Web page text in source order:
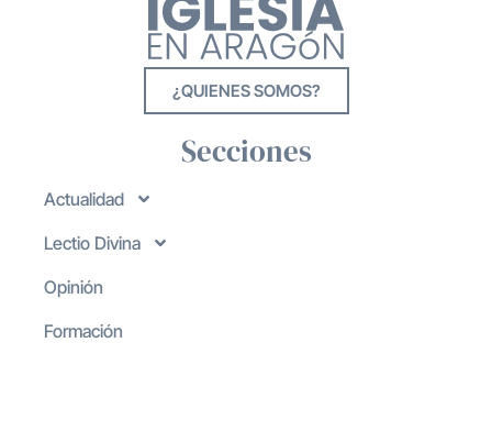
¿QUIENES SOMOS?
Secciones
Actualidad
Lectio Divina
Opinión
Formación